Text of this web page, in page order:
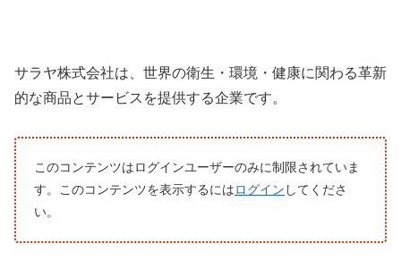
サラヤ株式会社は、世界の衛生・環境・健康に関わる革新
的な商品とサービスを提供する企業です。
このコンテンツはログインユーザーのみに制限されていま
す。このコンテンツを表示するにはログイン してくださ
い。